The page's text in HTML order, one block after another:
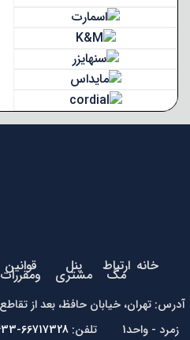
خانه ارتباط
مگ پنل
مشتری قوانین
ومقررات
زمرد - واحد1 تلفن:
66717328-66727433